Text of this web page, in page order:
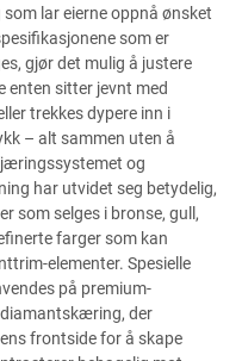
lar eierne oppnå ønsket
som er
gjør det mulig å justere
enten sitter jevnt med
trekkes dypere inn i
– alt sammen uten å
og
har utvidet seg betydelig,
som selges i bronse, gull,
farger som kan
elementer. Spesielle
på premium-
diamantskæring, der
frontside for å skape